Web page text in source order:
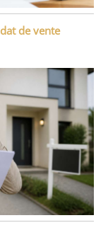
de vente